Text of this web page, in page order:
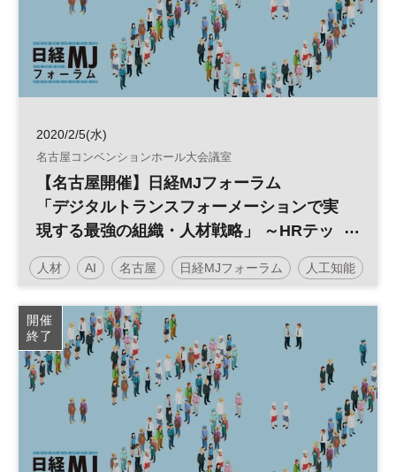
2020/2/5(水)
名古屋コンベンションホール大会議室
【名古屋開催】日経MJフォーラム
「デジタルトランスフォーメーションで実
現する最強の組織・人材戦略」 ～HRテッ
クが変えていく人事の世界～
人材 AI 名古屋 日経MJフォーラム 人工知能
働き方改革 人事 HRテック RPA 組織
バックオフィス 参加無料
開催
終了